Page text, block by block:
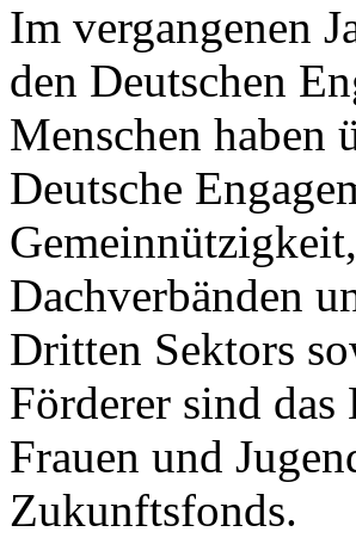
Im vergangenen
den Deutschen
Menschen haben
Deutsche
Dachverbänden
Dritten Sektors
Förderer sind
Frauen und
Zukunftsfonds.